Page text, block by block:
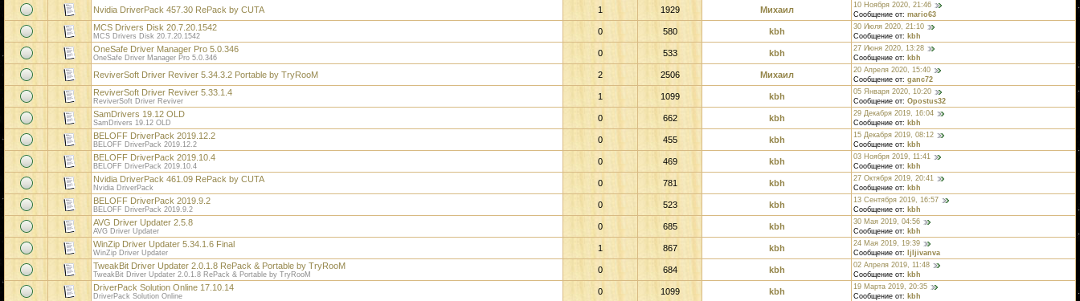
Nvidia DriverPack 457.30 RePack by CUTA 1 1929 Михаил
10 Ноября 2020, 21:46
Сообщение от: mario63
MCS Drivers Disk 20.7.20.1542
MCS Drivers Disk 20.7.20.1542 0 580 kbh
30 Июля 2020, 21:10
Сообщение от: kbh
OneSafe Driver Manager Pro 5.0.346
OneSafe Driver Manager Pro 5.0.346 0 533 kbh
27 Июня 2020, 13:28
Сообщение от: kbh
ReviverSoft Driver Reviver 5.34.3.2 Portable by TryRooM 2 2506 Михаил
20 Апреля 2020, 15:40
Сообщение от: ganc72
ReviverSoft Driver Reviver 5.33.1.4
ReviverSoft Driver Reviver 1 1099 kbh
05 Января 2020, 10:20
Сообщение от: Opostus32
SamDrivers 19.12 OLD
SamDrivers 19.12 OLD 0 662 kbh
29 Декабря 2019, 16:04
Сообщение от: kbh
BELOFF DriverPack 2019.12.2
BELOFF DriverPack 2019.12.2 0 455 kbh
15 Декабря 2019, 08:12
Сообщение от: kbh
BELOFF DriverPack 2019.10.4
BELOFF DriverPack 2019.10.4 0 469 kbh
03 Ноября 2019, 11:41
Сообщение от: kbh
Nvidia DriverPack 461.09 RePack by CUTA
Nvidia DriverPack 0 781 kbh
27 Октября 2019, 20:41
Сообщение от: kbh
BELOFF DriverPack 2019.9.2
BELOFF DriverPack 2019.9.2 0 523 kbh
13 Сентября 2019, 16:57
Сообщение от: kbh
AVG Driver Updater 2.5.8
AVG Driver Updater 0 685 kbh
30 Мая 2019, 04:56
Сообщение от: kbh
WinZip Driver Updater 5.34.1.6 Final
WinZip Driver Updater 1 867 kbh
24 Мая 2019, 19:39
Сообщение от:
ljljivanva
TweakBit Driver Updater 2.0.1.8 RePack & Portable by TryRooM
TweakBit Driver Updater 2.0.1.8 RePack & Portable by TryRooM 0 684 kbh
02 Апреля 2019, 11:48
Сообщение от: kbh
DriverPack Solution Online 17.10.14
DriverPack Solution Online 0 1099 kbh
19 Марта 2019, 20:35
Сообщение от: kbh